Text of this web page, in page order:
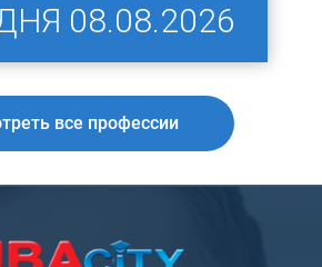
08.08.2026
все профессии